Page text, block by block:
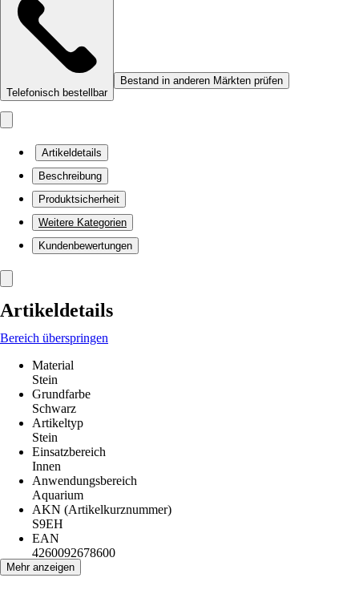
Telefonisch bestellbar
Bestand in anderen Märkten prüfen
Artikeldetails
Beschreibung
Produktsicherheit
Weitere Kategorien
Kundenbewertungen
Artikeldetails
Bereich überspringen
Material
Stein
Grundfarbe
Schwarz
Artikeltyp
Stein
Einsatzbereich
Innen
Anwendungsbereich
Aquarium
AKN (Artikelkurznummer)
S9EH
EAN
4260092678600
Mehr anzeigen